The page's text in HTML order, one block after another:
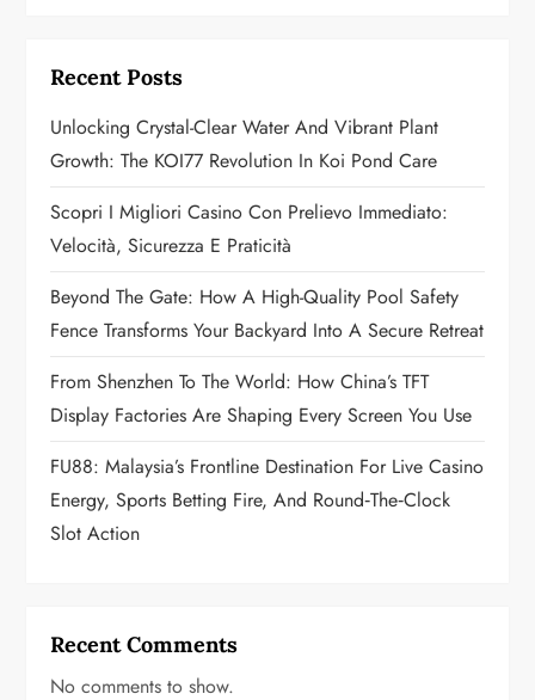
g
a
t
i
o
n
Recent Posts
Unlocking Crystal-Clear Water And Vibrant Plant
Growth: The KOI77 Revolution In Koi Pond Care
Scopri I Migliori Casino Con Prelievo Immediato:
Velocità, Sicurezza E Praticità
Beyond The Gate: How A High-Quality Pool Safety
Fence Transforms Your Backyard Into A Secure Retreat
From Shenzhen To The World: How China’s TFT
Display Factories Are Shaping Every Screen You Use
FU88: Malaysia’s Frontline Destination For Live Casino
Energy, Sports Betting Fire, And Round‑the‑Clock
Slot Action
Recent Comments
No comments to show.